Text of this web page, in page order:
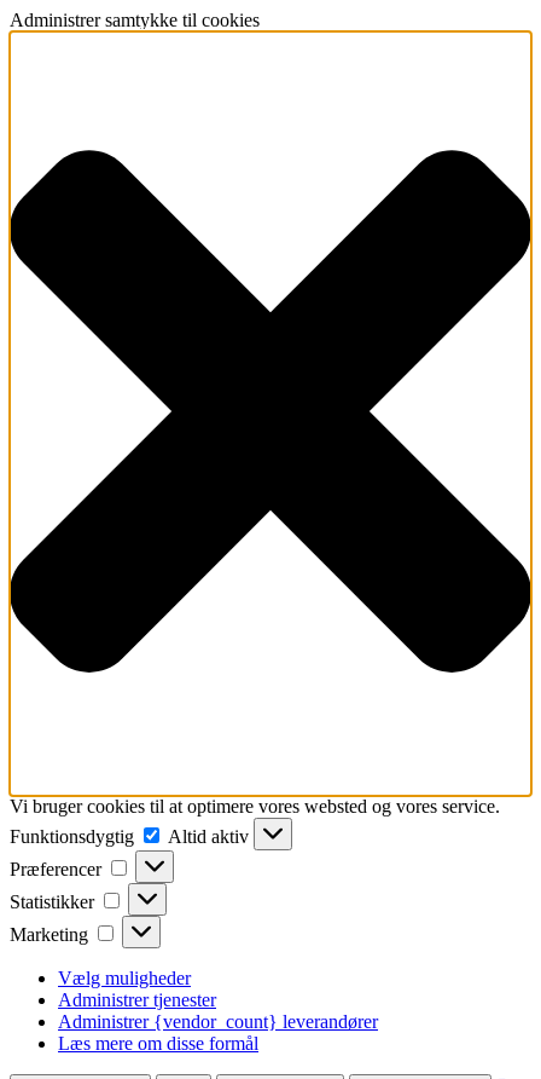
Administrer samtykke til cookies
Vi bruger cookies til at optimere vores websted og vores service.
Funktionsdygtig
Funktionsdygtig
Altid aktiv
Præferencer
Præferencer
Statistikker Statistikker
Marketing Marketing
Vælg muligheder
Administrer tjenester
Administrer {vendor_count} leverandører
Læs mere om disse formål